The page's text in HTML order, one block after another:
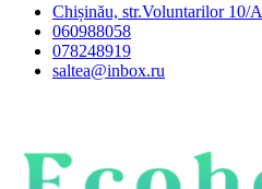
Chișinău, str.Voluntarilor 10/A
060988058
078248919
saltea@inbox.ru